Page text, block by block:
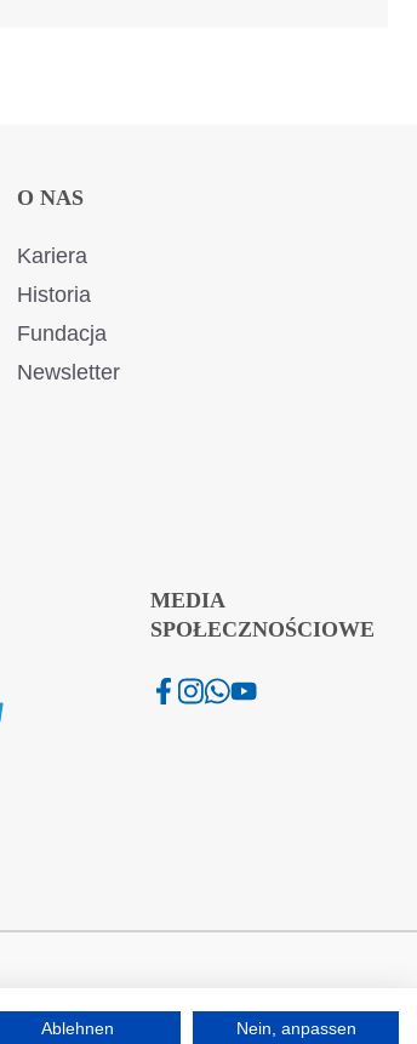
O NAS
Kariera
Historia
Fundacja
Newsletter
MEDIA
SPOŁECZNOŚCIOWE
Ablehnen Nein, anpassen